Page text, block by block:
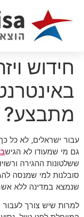
חידוש
מתבצע?
עבור ישראלים, לא כל
גם מי שמעודו לא הגיש
ששלטונות ההגירה
סובלנות למי שמנסה
שנמצא במדינה ללא
למרות שיש צורך לעבור